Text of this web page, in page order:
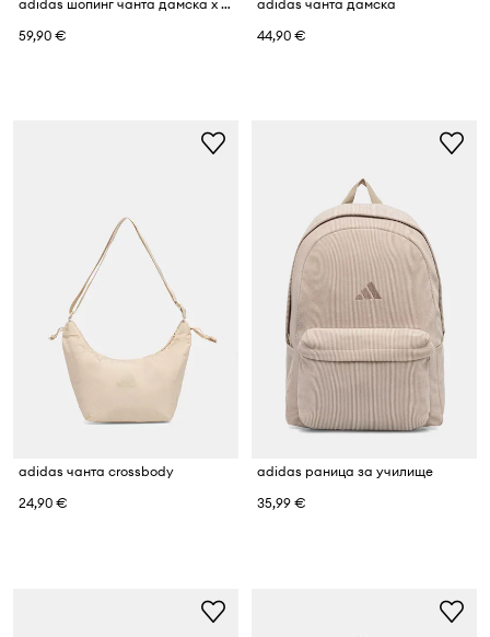
adidas шопинг чанта дамска x Farm Rio
59,90 €
adidas чанта дамска
44,90 €
adidas чанта crossbody
24,90 €
adidas раница за училище
35,99 €